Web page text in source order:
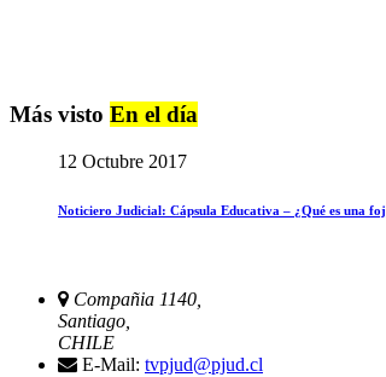
Más visto En el día
12 Octubre 2017
Noticiero Judicial: Cápsula Educativa – ¿Qué es una
Compañia 1140,
Santiago,
CHILE
E-Mail: tvpjud@pjud.cl